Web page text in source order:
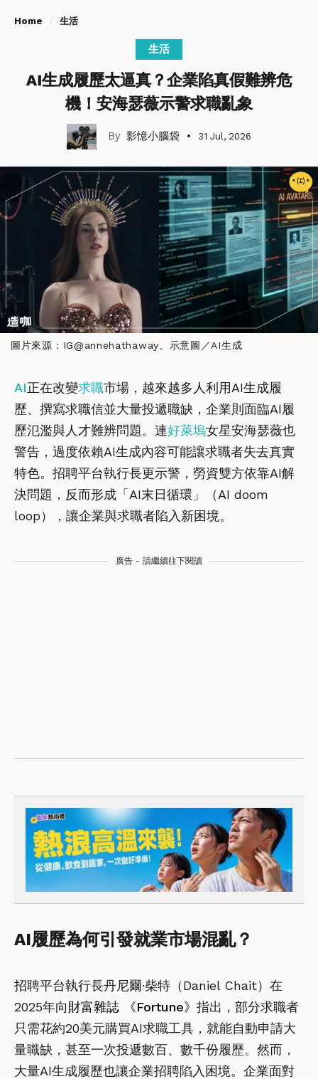
Home 生活
生活
AI生成履歷太逼真？企業陷真假難辨危
機！安海瑟薇示警求職亂象
影憶小腦袋 31 Jul, 2026
圖片來源：IG@annehathaway、示意圖／AI生成
AI正在改變求職市場，越來越多人利用AI生成履
歷、撰寫求職信並大量投遞職缺，企業則面臨AI履
歷氾濫與人才難辨問題。連好萊塢女星安海瑟薇也
警告，過度依賴AI生成內容可能讓求職者失去真實
特色。招聘平台執行長更示警，勞資雙方依靠AI解
決問題，反而形成「AI末日循環」（AI doom
loop），讓企業與求職者陷入新困境。
廣告 - 請繼續往下閱讀
AI履歷為何引發就業市場混亂？
招聘平台執行長丹尼爾·柴特（Daniel Chait）在
2025年向財富雜誌 《Fortune》 指出，部分求職者
只需花約20美元購買AI求職工具，就能自動申請大
量職缺，甚至一次投遞數百、數千份履歷。然而，
大量AI生成履歷也讓企業招聘陷入困境。企業面對